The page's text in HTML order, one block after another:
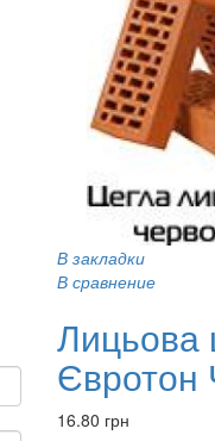
В закладки
В сравнение
Лицьова
Євротон
16.80 грн